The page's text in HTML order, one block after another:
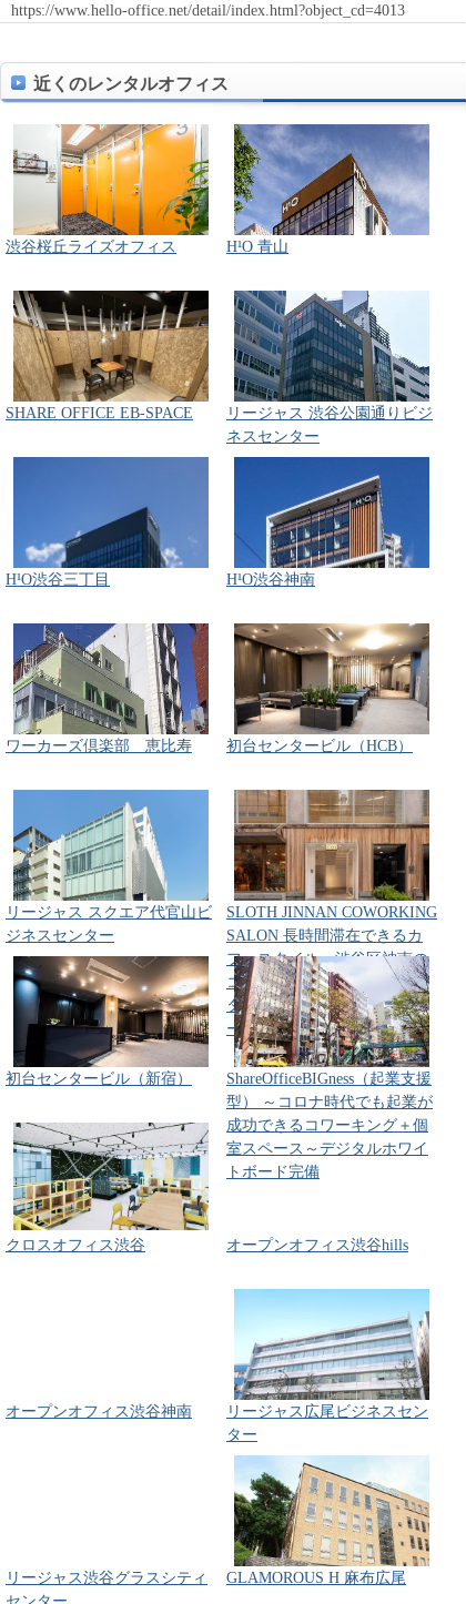
https://www.hello-office.net/detail/index.html?object_cd=4013
近くのレンタルオフィス
渋谷桜丘ライズオフィス H¹O 青山
SHARE OFFICE EB-SPACE
リージャス 渋谷公園通りビジ
ネスセンター
H¹O渋谷三丁目 H¹O渋谷神南
ワーカーズ倶楽部 恵比寿 初台センタービル（HCB）
リージャス スクエア代官山ビ
ジネスセンター
SLOTH JINNAN COWORKING
SALON 長時間滞在できるカ
フェスタイル 渋谷区神南の
コワーキングスペース・レン
タルオフィス・レンタルスペ
ース・シェアオフィス～
初台センタービル（新宿）
ShareOfficeBIGness（起業支援
型） ～コロナ時代でも起業が
成功できるコワーキング＋個
室スペース～デジタルホワイ
トボード完備
クロスオフィス渋谷 オープンオフィス渋谷hills
オープンオフィス渋谷神南
リージャス広尾ビジネスセン
ター
リージャス渋谷グラスシティ
GLAMOROUS H 麻布広尾